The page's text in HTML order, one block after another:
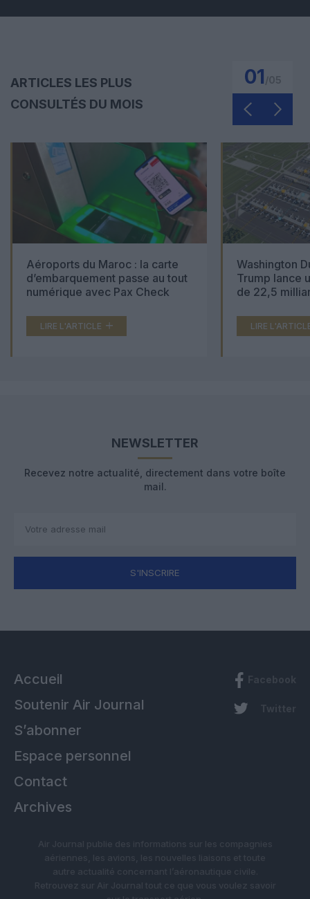
ARTICLES LES PLUS
CONSULTÉS DU MOIS
01
Aéroports du Maroc : la carte
d’embarquement passe au tout
numérique avec Pax Check
LIRE L'ARTICLE
Washington
Trump lance
de 22,5
LIRE
NEWSLETTER
Recevez notre actualité, directement dans votre boîte
mail.
S'INSCRIRE
Accueil
Soutenir Air Journal
S’abonner
Espace personnel
Contact
Archives